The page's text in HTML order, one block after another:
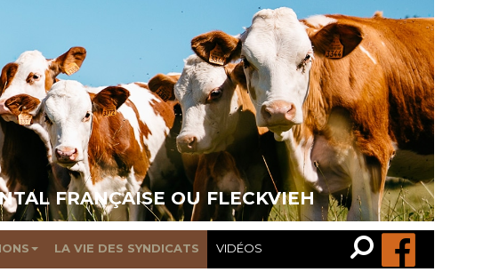
FRANÇAISE OU FLECKVIEH
LA VIE DES SYNDICATS VIDÉOS
Recherche…
Rechercher